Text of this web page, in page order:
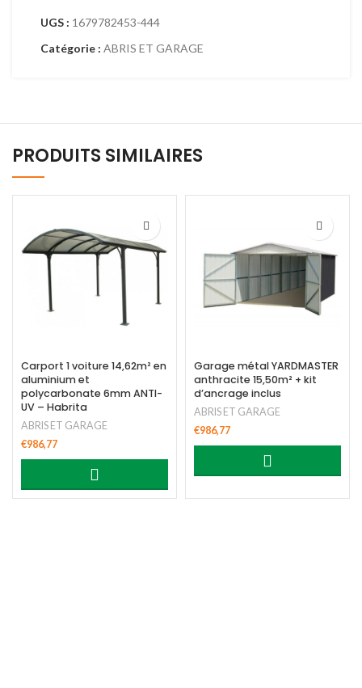
UGS : 1679782453-444
Catégorie : ABRIS ET GARAGE
PRODUITS SIMILAIRES
Carport 1 voiture 14,62m² en
aluminium et
polycarbonate 6mm ANTI-
UV – Habrita
ABRIS ET GARAGE
€986,77
Garage métal YARDMASTER
anthracite 15,50m² + kit
d’ancrage inclus
ABRIS ET GARAGE
€986,77